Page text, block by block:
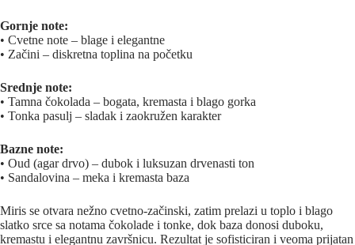
Gornje note:
• Cvetne note – blage i elegantne
• Začini – diskretna toplina na početku
Srednje note:
• Tamna čokolada – bogata, kremasta i blago gorka
• Tonka pasulj – sladak i zaokružen karakter
Bazne note:
• Oud (agar drvo) – dubok i luksuzan drvenasti ton
• Sandalovina – meka i kremasta baza
Miris se otvara nežno cvetno-začinski, zatim prelazi u toplo i blago
slatko srce sa notama čokolade i tonke, dok baza donosi duboku,
kremastu i elegantnu završnicu. Rezultat je sofisticiran i veoma prijatan